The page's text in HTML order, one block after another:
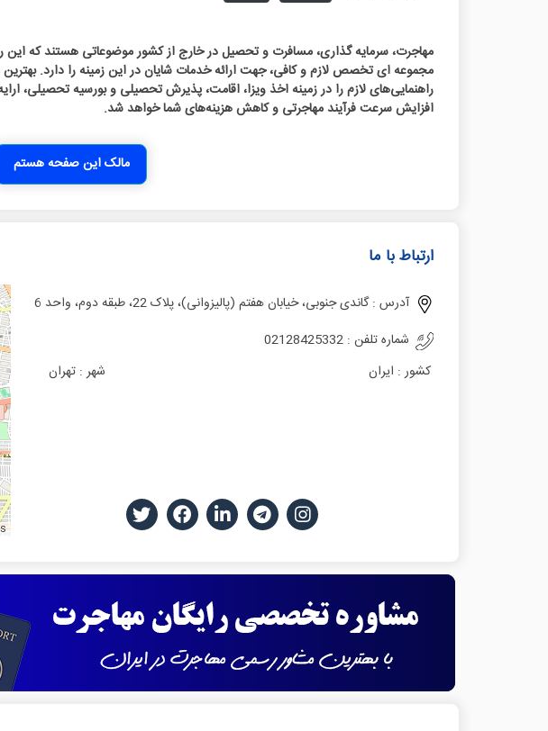
مهاجرت، سرمایه گذاری، مسافرت و تحصیل در خارج از کشور موضوعاتی هستند که این
مجموعه ای تخصص لازم و کافی، جهت ارائه خدمات شایان در این زمینه را دارد.
راهنمایی‌های لازم را در زمینه اخذ ویزا، اقامت، پذیرش تحصیلی و بورسیه تحصیلی،
افزایش سرعت فرآیند مهاجرتی و کاهش هزینه‌های شما خواهد شد.
مالک این صفحه هستم
ارتباط با ما
آدرس :گاندی جنوبی، خیابان هفتم (پالیزوانی)، پلاک 22، طبقه دوم، واحد 6
شماره تلفن :02128425332
کشور : ایران شهر : تهران